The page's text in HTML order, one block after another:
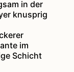
in der
knusprig
im
Schicht